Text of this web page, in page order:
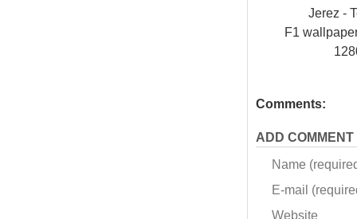
Jerez -
F1
Comments:
ADD COMMENT
Name
E-mail
Website